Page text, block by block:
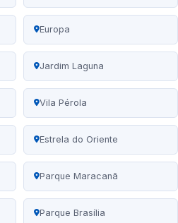
Europa
Jardim Laguna
Vila Pérola
Estrela do Oriente
Parque Maracanã
Parque Brasília